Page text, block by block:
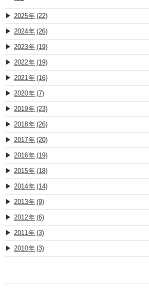
2025 (22)
2024 (26)
2023 (19)
2022 (19)
2021 (16)
2020 (7)
2019 (23)
2018 (26)
2017 (20)
2016 (19)
2015 (18)
2014 (14)
2013 (9)
2012 (6)
2011 (3)
2010 (3)